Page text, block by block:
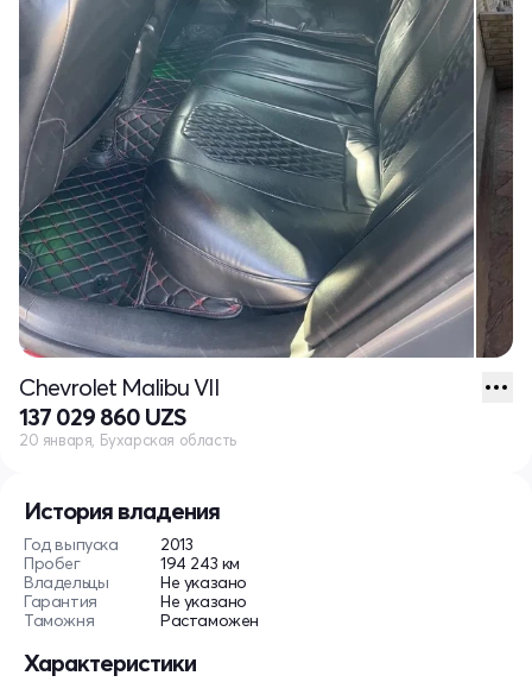
История владения
Год выпуска
2013
Пробег
194 243 км
Владельцы
Не указано
Гарантия
Не указано
Таможня
Растаможен
Характеристики
Chevrolet Malibu VII
137 029 860 UZS
20 января, Бухарская область